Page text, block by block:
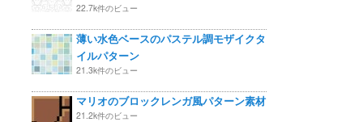
22.7k件のビュー
薄い水色ベースのパステル調モザイクタ
イルパターン
21.3k件のビュー
マリオのブロックレンガ風パターン素材
21.2k件のビュー